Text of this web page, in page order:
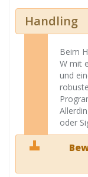
Handling
Beim
W mit
und
oder